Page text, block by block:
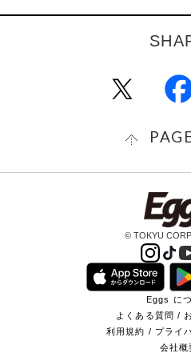
© TOKYU
Eggs に
よくある質問 /
利用規約 / プライ
会社概